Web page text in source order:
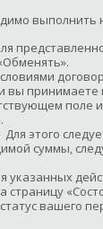
выполнить
вы принимаете
поле
этого
суммы,
указанных
страницу
вашего